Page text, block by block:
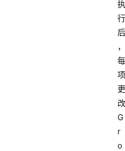
执
行
后
，
每
项
更
改
G
r
o